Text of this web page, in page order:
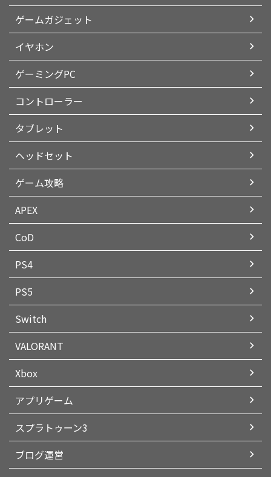
ゲームガジェット
イヤホン
ゲーミングPC
コントローラー
タブレット
ヘッドセット
ゲーム攻略
APEX
CoD
PS4
PS5
Switch
VALORANT
Xbox
アプリゲーム
スプラトゥーン3
ブログ運営